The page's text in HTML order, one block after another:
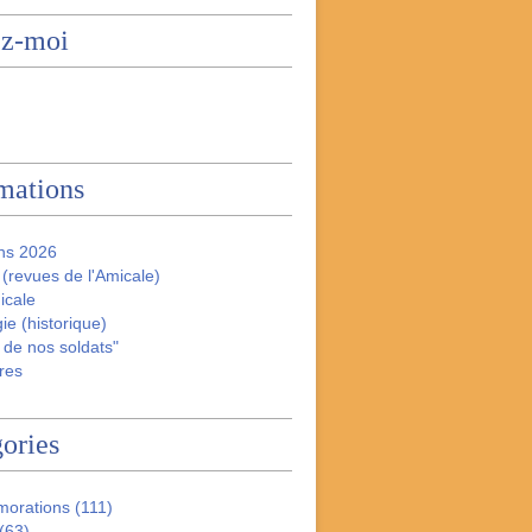
moi
2026
de l'Amicale)
(historique)
nos soldats"
(111)